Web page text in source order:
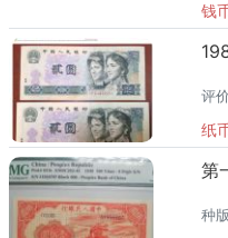
熊
回
钱
目
评
币
纸
一
种